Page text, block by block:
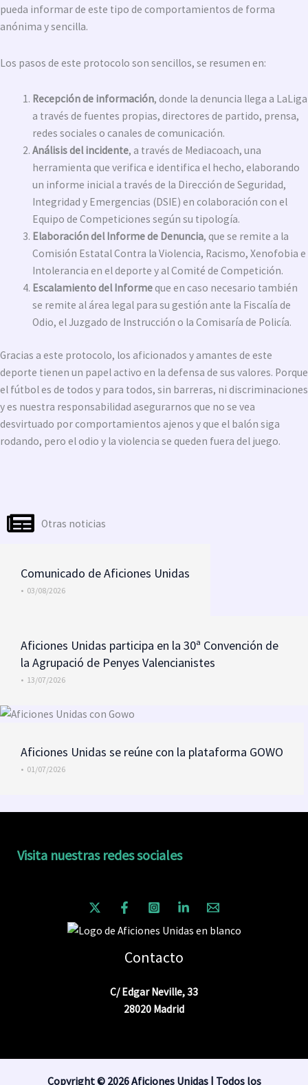
pueda informar de este tipo de comportamientos de forma
anónima y sencilla.
Los pasos de este protocolo son sencillos, se resumen en:
Recepción de información, donde la denuncia llega a LaLiga
a través de fuentes propias, directores de partido, prensa,
redes sociales o canales de comunicación.
Análisis del incidente, a través de Mediacoach, una
herramienta que verifica e identifica el hecho, elaborando
un informe inicial a través de la Dirección de Seguridad,
Integridad y Emergencias (DSIE) en colaboración con el
Equipo de Competiciones según su tipología.
Elaboración del Informe de Denuncia, que se remite a la
Comisión Estatal Contra la Violencia, Racismo, Xenofobia e
Intolerancia en el deporte y al Comité de Competición.
Escalamiento del Informeque en caso necesario también
se remite al área legal para su gestión ante la Fiscalía de
Odio, el Juzgado de Instrucción o la Comisaría de Policía.
Gracias a este protocolo, los aficionados y amantes de este
deporte tienen un papel activo en la defensa de sus valores. Porque
el fútbol es de todos y para todos, sin barreras, ni discriminaciones
y es nuestra responsabilidad asegurarnos que no se vea
desvirtuado por comportamientos ajenos y que el balón siga
rodando, pero el odio y la violencia se queden fuera del juego.
Otras noticias
Comunicado de Aficiones Unidas
• 03/08/2026
Aficiones Unidas participa en la 30ª Convención de
la Agrupació de Penyes Valencianistes
• 13/07/2026
Aficiones Unidas se reúne con la plataforma GOWO
• 01/07/2026
Visita nuestras redes sociales
Contacto
C/ Edgar Neville, 33
28020 Madrid
Copyright © 2026 Aficiones Unidas | Todos los